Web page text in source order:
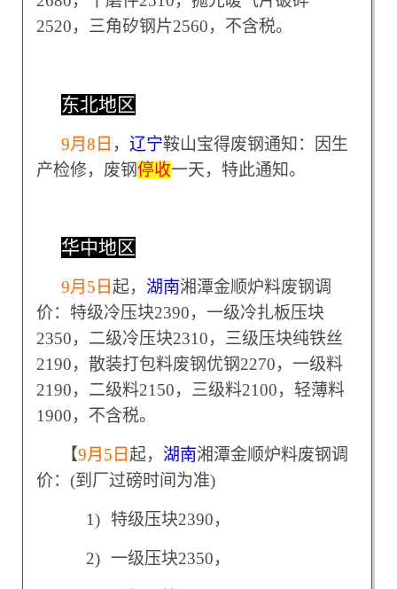
2520，三角矽钢片2560，不含税。
东北地区
9月8日 ， 辽宁鞍山宝得废钢通知：因生
产检修，废钢停收一天，特此通知。
华中地区
9月5日 起， 湖南湘潭金顺炉料废钢调
价：特级冷压块2390，一级冷扎板压块
2350，二级冷压块2310，三级压块纯铁丝
2190，散装打包料废钢优钢2270，一级料
2190，二级料2150，三级料2100，轻薄料
1900，不含税。
【9月5日 起， 湖南湘潭金顺炉料废钢调
价：(到厂过磅时间为准)
1) 特级压块2390，
2) 一级压块2350，